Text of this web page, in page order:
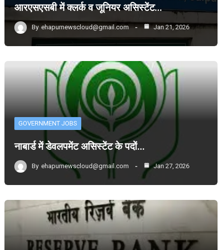
आरएसएसबी में क्लर्क व जूनियर असिस्टेंट…
By ehapurnewscloud@gmail.com Jan 21, 2026
GOVERNMENT JOBS
नाबार्ड में डेवलपमेंट असिस्टेंट के पदों…
By ehapurnewscloud@gmail.com Jan 27, 2026